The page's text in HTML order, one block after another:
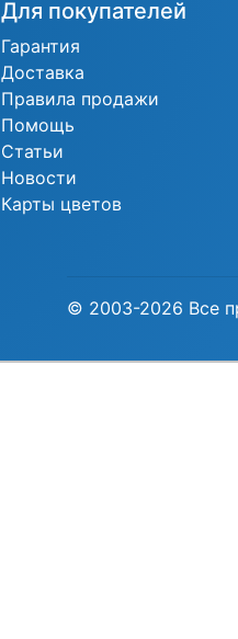
Для покупателей
Гарантия
Доставка
Правила продажи
Помощь
Статьи
Новости
Карты цветов
© 2003-2026 Все